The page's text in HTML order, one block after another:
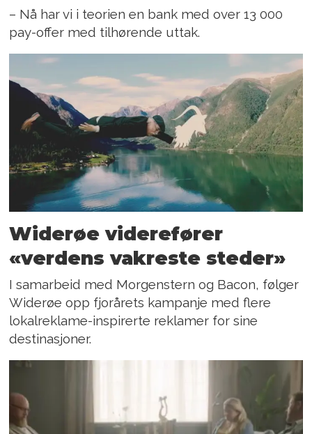
– Nå har vi i teorien en bank med over 13 000
pay-offer med tilhørende uttak.
Widerøe viderefører
«verdens vakreste steder»
I samarbeid med Morgenstern og Bacon, følger
Widerøe opp fjorårets kampanje med flere
lokalreklame-inspirerte reklamer for sine
destinasjoner.